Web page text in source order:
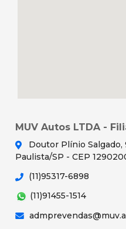
MUV Autos LTDA -
Doutor Plínio Salgado,
Paulista/SP - CEP
(11)95317-6898
(11)91455-1514